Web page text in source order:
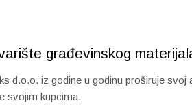
građevinskog
d.o.o. iz godine u godinu proširuje
svojim kupcima.